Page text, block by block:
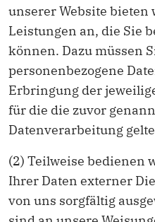
unserer Website bieten
Leistungen an, die Sie
können. Dazu müssen
personenbezogene
Erbringung der
für die die zuvor
Datenverarbeitung
(2) Teilweise bedienen
Ihrer Daten externer
von uns sorgfältig